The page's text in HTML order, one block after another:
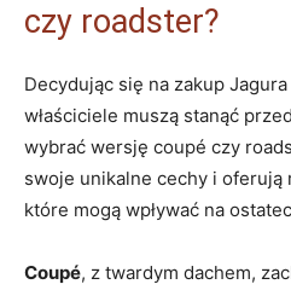
czy roadster?
Decydując się na zakup
właściciele muszą stanąć
‍wybrać wersję coupé czy
swoje unikalne cechy i oferują
które‌ mogą ‍wpływać⁢ na
Coupé, z twardym dachem,⁤